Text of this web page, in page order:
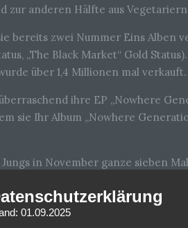
zur anderen Hälfte aus
bereits zwei Nummer Eins Alben
„The Black Market“ Gold
über 1,4 Millionen mal verkauft.
ihre EP „Nowhere
sie Ihr Album „Nowhere
in November ganze sieben
01.09.2025